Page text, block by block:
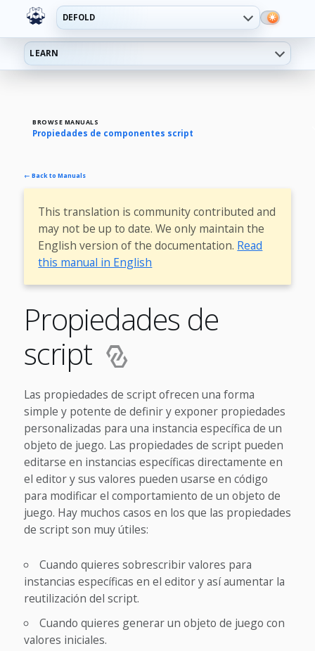
DEFOLD
LEARN
BROWSE MANUALS
Propiedades de componentes script
← Back to Manuals
This translation is community contributed and
may not be up to date. We only maintain the
English version of the documentation. Read
this manual in English
Propiedades de
script
Las propiedades de script ofrecen una forma
simple y potente de definir y exponer propiedades
personalizadas para una instancia específica de un
objeto de juego. Las propiedades de script pueden
editarse en instancias específicas directamente en
el editor y sus valores pueden usarse en código
para modificar el comportamiento de un objeto de
juego. Hay muchos casos en los que las propiedades
de script son muy útiles:
Cuando quieres sobrescribir valores para
instancias específicas en el editor y así aumentar la
reutilización del script.
Cuando quieres generar un objeto de juego con
valores iniciales.